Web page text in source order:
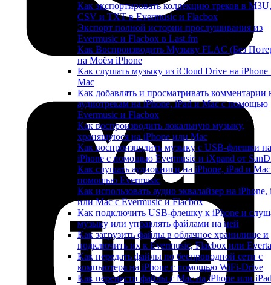
Как экспортировать коллекцию треков в M3U,
CSV и TXT в Evermusic и Flacbox
Экспорт полной истории прослушивания из
Evermusic и Flacbox в Last.fm
Как Воспроизводить Музыку FLAC (Без
на Моём iPhone
Как слушать музыку из iCloud Drive на iPhone
Mac
Как добавлять и просматривать комментарии
аудиотрекам на iPhone, iPad и Mac с помощью
Evermusic и Flacbox
Как воспроизводить локальную музыку,
хранящуюся на iPhone или Mac
Как воспроизводить музыку с USB-флешки на
iPhone с помощью Evermusic и iXpand от
Как слушать аудиокниги на iPhone, iPad и
помощью Evermusic
Как использовать аудио эквалайзер на iPhone,
или Mac с Evermusic и Flacbox
Как подключить USB-флешку к iPhone и
музыку или управлять файлами на ней
Как загрузить файлы в облачное хранилище и
подключить их к Evermusic, Flacbox или
Как передать файлы по беспроводной сети с
компьютера на iPhone с помощью WiFi-Drive
Как перенести файлы с Mac на iPhone или